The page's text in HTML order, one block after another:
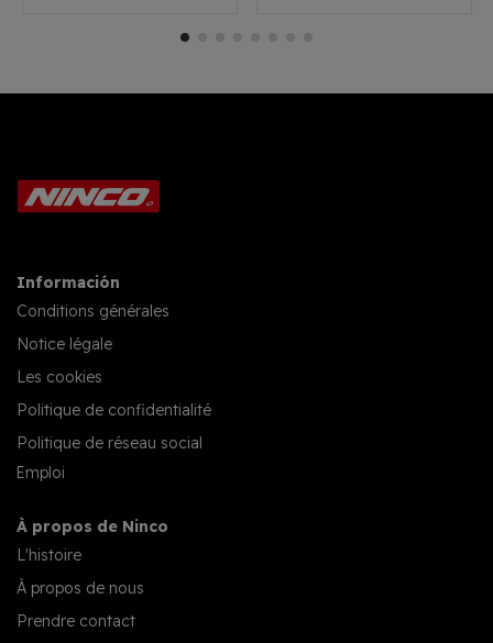
Información
Conditions générales
Notice légale
Les cookies
Politique de confidentialité
Politique de réseau social
Emploi
À propos de Ninco
L'histoire
À propos de nous
Prendre contact